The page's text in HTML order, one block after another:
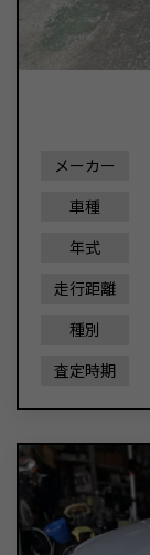
メーカー
車種
年式
走行距離
種別
査定時期